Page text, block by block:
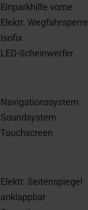
Einparkhilfe vorne
Elektr. Wegfahrsperre
Isofix
LED-Scheinwerfer
Navigationssystem
Soundsystem
Touchscreen
Elektr. Seitenspiegel
anklappbar